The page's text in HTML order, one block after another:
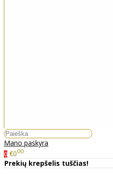
Mano paskyra
0 €000
Prekių krepšelis tuščias!